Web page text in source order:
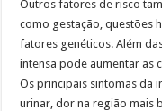
Outros fatores de risco
como gestação, questões
fatores genéticos. Além
intensa pode aumentar as
Os principais sintomas da
urinar, dor na região mais